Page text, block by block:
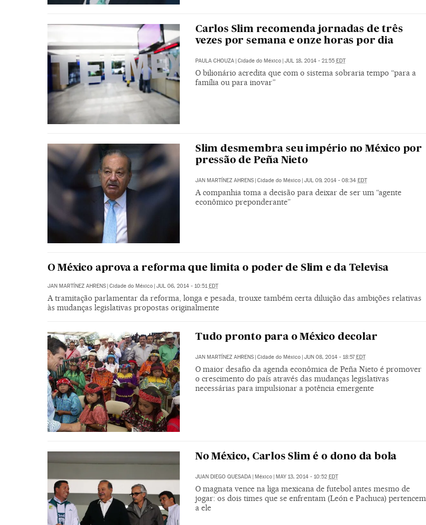
Carlos Slim recomenda jornadas de três
vezes por semana e onze horas por dia
PAULA CHOUZA Cidade do México JUL 18, 2014 - 21:55 EDT
O bilionário acredita que com o sistema sobraria tempo “para a
família ou para inovar”
Slim desmembra seu império no México por
pressão de Peña Nieto
JAN MARTÍNEZ AHRENS | Cidade do México | JUL 09, 2014 - 08:34 EDT
A companhia toma a decisão para deixar de ser um “agente
econômico preponderante”
O México aprova a reforma que limita o poder de Slim e da Televisa
JAN MARTÍNEZ AHRENS Cidade do México JUL 06, 2014 - 10:51 EDT
A tramitação parlamentar da reforma, longa e pesada, trouxe também certa diluição das ambições relativas
às mudanças legislativas propostas originalmente
Tudo pronto para o México decolar
JAN MARTÍNEZ AHRENS Cidade do México JUN 08, 2014 - 18:57 EDT
O maior desafio da agenda econômica de Peña Nieto é promover
o crescimento do país através das mudanças legislativas
necessárias para impulsionar a potência emergente
No México, Carlos Slim é o dono da bola
JUAN DIEGO QUESADA | México | MAY 13, 2014 - 10:52 EDT
O magnata vence na liga mexicana de futebol antes mesmo de
jogar: os dois times que se enfrentam (León e Pachuca) pertencem
a ele